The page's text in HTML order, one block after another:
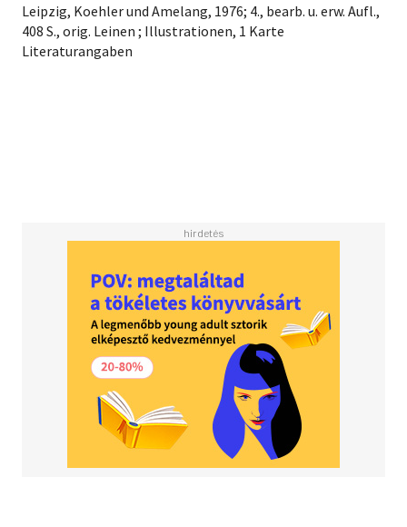
Leipzig, Koehler und Amelang, 1976; 4., bearb. u. erw. Aufl.,
408 S., orig. Leinen ; Illustrationen, 1 Karte
Literaturangaben